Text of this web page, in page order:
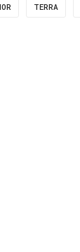
TERRA